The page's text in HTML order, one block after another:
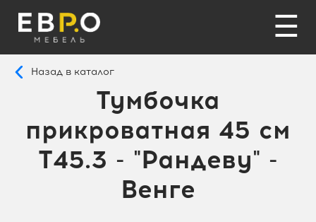
☰
Назад в каталог
Тумбочка
прикроватная 45 см
T45.3 - "Рандеву" -
Венге